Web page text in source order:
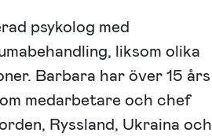
psykolog med
liksom olika
Barbara har över 15 års
medarbetare och chef
Ryssland, Ukraina och